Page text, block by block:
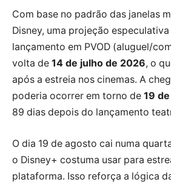
Com base no padrão das janelas
Disney, uma projeção
lançamento em PVOD (aluguel/
volta de 14 de julho de 2026, o
após a estreia nos cinemas. A
poderia ocorrer em torno de 19
89 dias depois do lançamento
O dia 19 de agosto cai numa
o Disney+ costuma usar para
plataforma. Isso reforça a lógica